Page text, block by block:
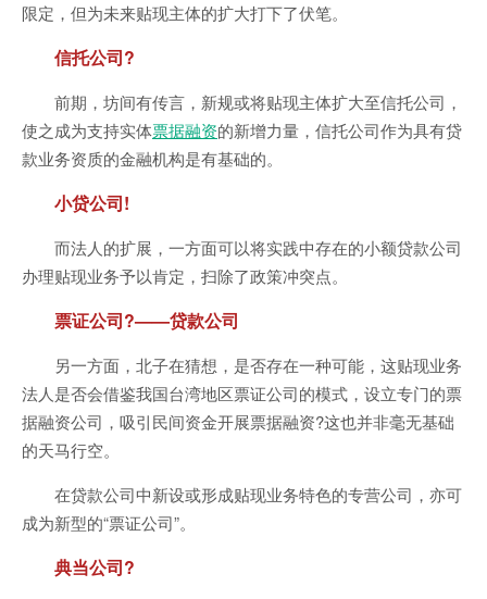
限定，但为未来贴现主体的扩大打下了伏笔。
信托公司?
前期，坊间有传言，新规或将贴现主体扩大至信托公司，
使之成为支持实体票据融资的新增力量，信托公司作为具有贷
款业务资质的金融机构是有基础的。
小贷公司!
而法人的扩展，一方面可以将实践中存在的小额贷款公司
办理贴现业务予以肯定，扫除了政策冲突点。
票证公司?——贷款公司
另一方面，北子在猜想，是否存在一种可能，这贴现业务
法人是否会借鉴我国台湾地区票证公司的模式，设立专门的票
据融资公司，吸引民间资金开展票据融资?这也并非毫无基础
的天马行空。
在贷款公司中新设或形成贴现业务特色的专营公司，亦可
成为新型的“票证公司”。
典当公司?